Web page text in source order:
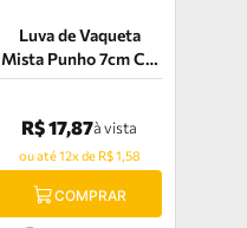
Luva de Vaqueta
Mista Punho 7cm CA
51274 Caborgrafite -
R$ 17,87à vista
ou até 12x de R$ 1,58
COMPRAR